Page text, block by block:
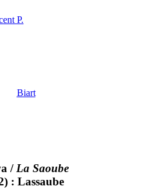
P.
Biart
/ La Saoube
: Lassaube